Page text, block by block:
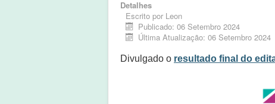
Detalhes
Escrito por Leon
Publicado: 06 Setembro 2024
Última Atualização: 06 Setembro 2024
Divulgado o resultado final do